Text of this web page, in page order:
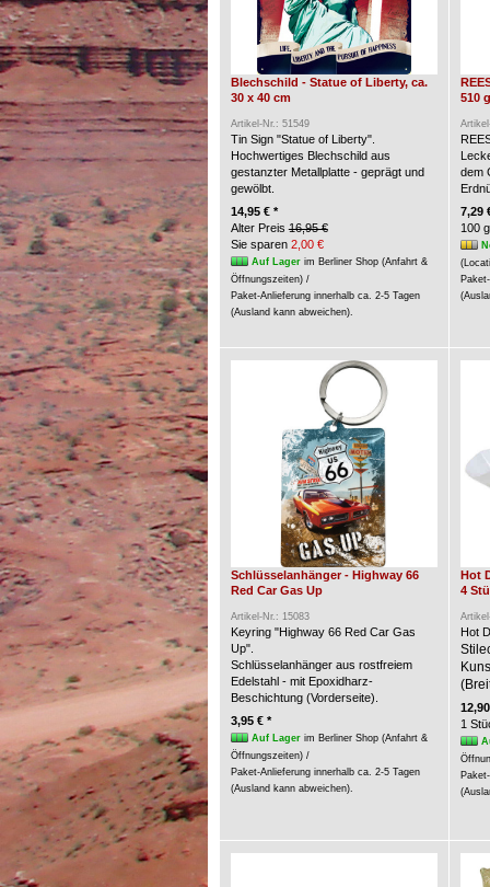
Blechschild - Statue of Liberty, ca.
30 x 40 cm
Artikel-Nr.: 51549
Tin Sign "Statue of Liberty".
Hochwertiges Blechschild aus
gestanzter Metallplatte - geprägt und
gewölbt.
14,95 € *
Alter Preis 16,95 €
Sie sparen 2,00 €
Auf Lagerim Berliner Shop (Anfahrt &
Öffnungszeiten) /
Paket-Anlieferung innerhalb ca. 2-5 Tagen
(Ausland kann abweichen).
510
dem
7,29
100
Schlüsselanhänger - Highway 66
Red Car Gas Up
Artikel-Nr.: 15083
Keyring "Highway 66 Red Car Gas
Up".
Schlüsselanhänger aus rostfreiem
Edelstahl - mit Epoxidharz-
Beschichtung (Vorderseite).
3,95 € *
Auf Lagerim Berliner Shop (Anfahrt &
Öffnungszeiten) /
Paket-Anlieferung innerhalb ca. 2-5 Tagen
(Ausland kann abweichen).
Hot
4
Hot
1